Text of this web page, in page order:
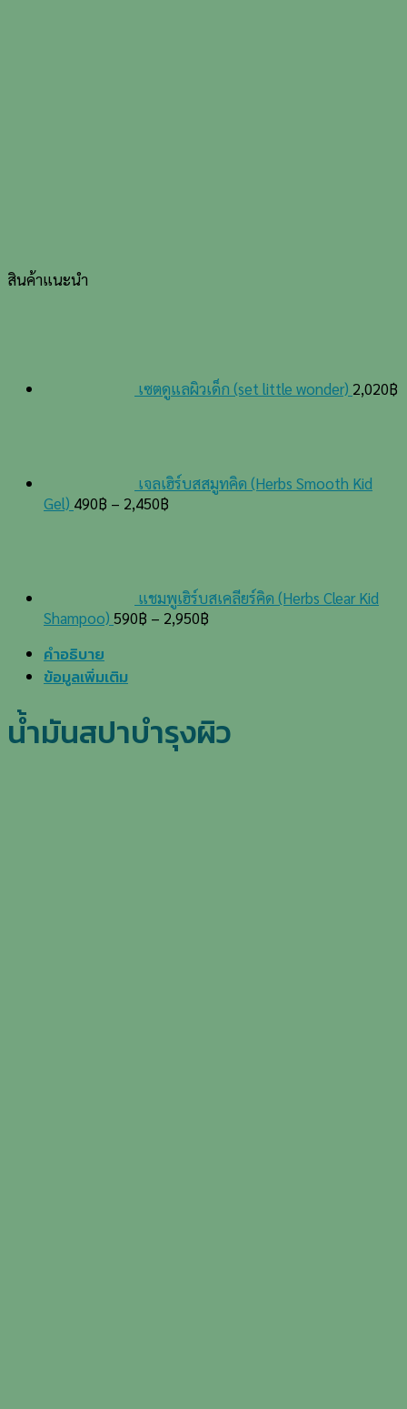
สินค้าแนะนำ
เซตดูแลผิวเด็ก (set little wonder) 2,020฿
เจลเฮิร์บสสมูทคิด (Herbs Smooth Kid
Gel) 490฿ – 2,450฿
แชมพูเฮิร์บสเคลียร์คิด (Herbs Clear Kid
Shampoo) 590฿ – 2,950฿
คำอธิบาย
ข้อมูลเพิ่มเติม
น้ำมันสปาบำรุงผิว